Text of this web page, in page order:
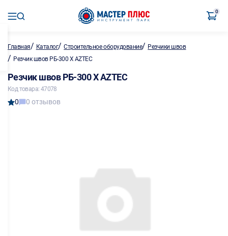
0
Главная/ Каталог/Строительное оборудование/ Резчики швов
/ Резчик швов РБ-300 Х AZTEC
Резчик швов РБ-300 Х AZTEC
Код товара: 47078
0 0 отзывов